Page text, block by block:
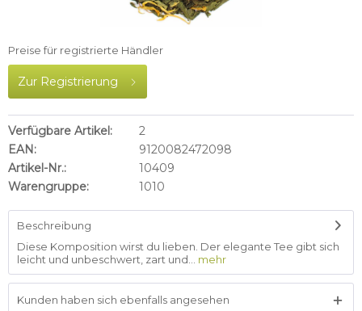
Preise für registrierte Händler
Zur Registrierung
Verfügbare Artikel:
2
EAN:
9120082472098
Artikel-Nr.:
10409
Warengruppe:
1010
Beschreibung
Diese Komposition wirst du lieben. Der elegante Tee gibt sich
leicht und unbeschwert, zart und...
mehr
Kunden haben sich ebenfalls angesehen